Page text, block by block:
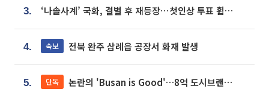
3. ‘나솔사계’ 국화, 결별 후 재등장⋯첫인상 투표 휩쓸고 ‘인기녀’ 등극
4. 속보 전북 완주 삼례읍 공장서 화재 발생
5. 단독 논란의 'Busan is Good'…8억 도시브랜드, 용산 대통령실 CI 업체가 수행